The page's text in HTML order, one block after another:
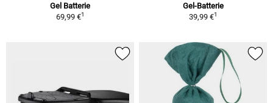
Gel Batterie
69,99 €1
Gel-Batterie
39,99 €1